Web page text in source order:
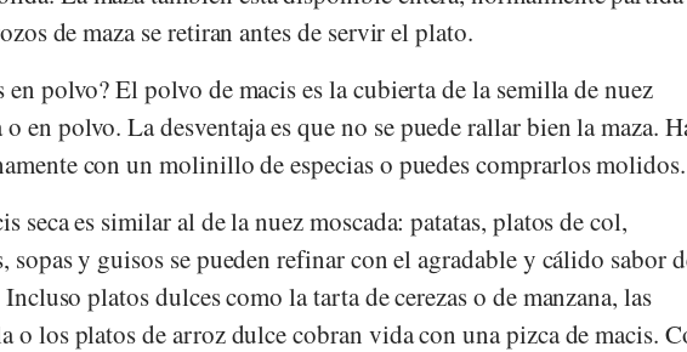
de maza se retiran antes de servir el plato.
en polvo? El polvo de macis es la cubierta de la semilla de nuez
en polvo. La desventaja es que no se puede rallar bien la maza.
con un molinillo de especias o puedes comprarlos molidos.
seca es similar al de la nuez moscada: patatas, platos de col,
sopas y guisos se pueden refinar con el agradable y cálido sabor
platos dulces como la tarta de cerezas o de manzana, las
o los platos de arroz dulce cobran vida con una pizca de macis.